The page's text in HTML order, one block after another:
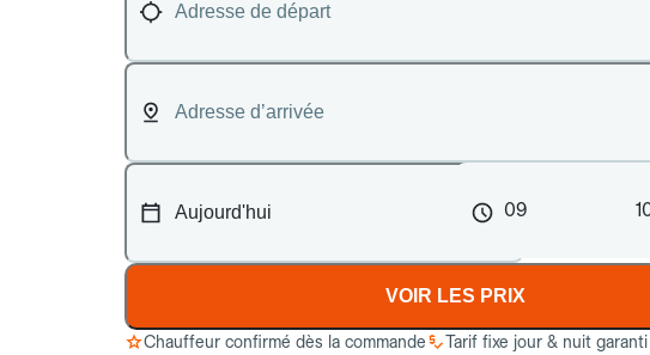
09
VOIR LES PRIX
Chauffeur confirmé dès la commande
Tarif fixe jour & nuit garanti